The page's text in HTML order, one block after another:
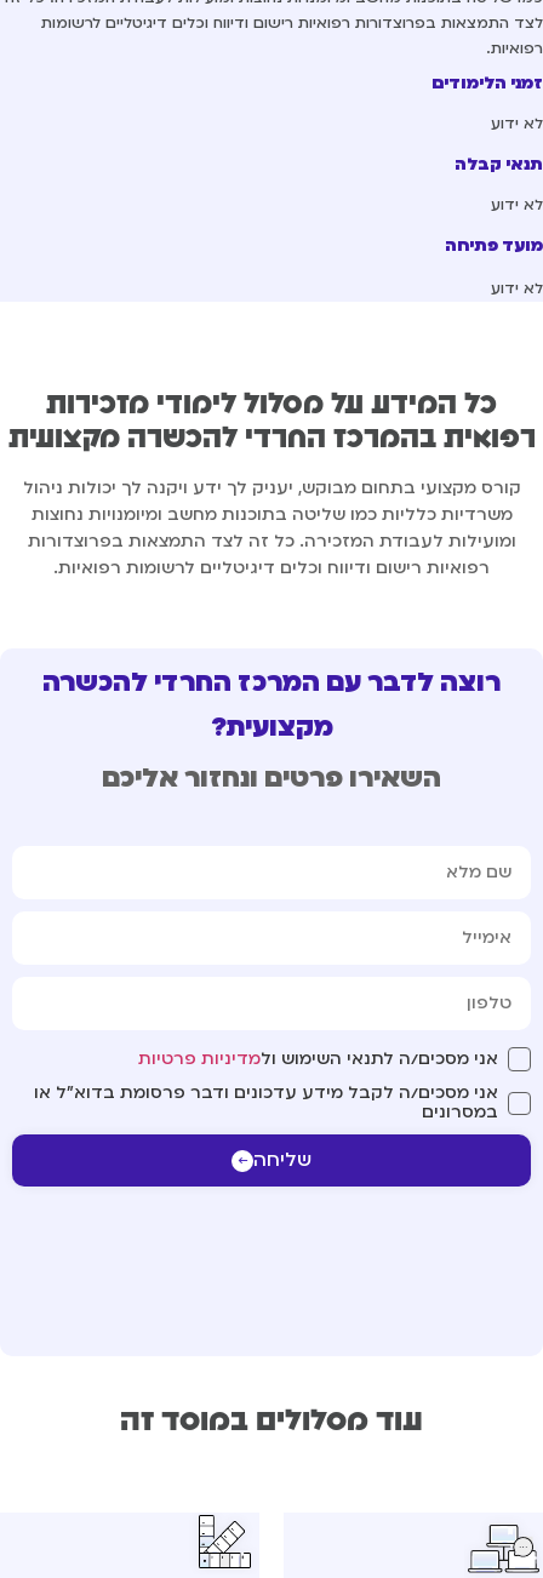
התמצאות בפרוצדורות רפואיות רישום ודיווח וכלים דיגיטליים לרשומות
הלימודים
ידוע
קבלה
ידוע
פתיחה
ידוע
כל המידע על מסלול לימודי מזכירות
בהמרכז החרדי להכשרה מקצועית
קורס מקצועי בתחום מבוקש, יעניק לך ידע ויקנה לך יכולות ניהול
משרדיות כלליות כמו שליטה בתוכנות מחשב ומיומנויות נחוצות
ומועילות לעבודת המזכירה. כל זה לצד התמצאות בפרוצדורות
רפואיות רישום ודיווח וכלים דיגיטליים לרשומות רפואיות.
רוצה לדבר עם המרכז החרדי להכשרה
מקצועית?
השאירו פרטים ונחזור אליכם
אני מסכים/ה לתנאי השימוש ולמדיניות פרטיות
אני מסכים/ה לקבל מידע עדכונים ודבר פרסומת בדוא"ל או
במסרונים
שליחה
עוד מסלולים במוסד זה